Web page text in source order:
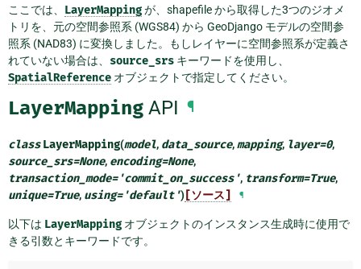
ここでは、 LayerMappingが、shapefile から取得した3つのジオメ
トリを、元の空間参照系 (WGS84) から GeoDjango モデルの空間参
照系 (NAD83) に変換しました。もしレイヤーに空間参照系が定義さ
れていない場合は、 source_srs キーワードを使用し、
SpatialReference オブジェクトで指定してください。
LayerMapping API ¶
class LayerMapping(model, data_source,mapping, layer=0,
source_srs=None, encoding=None,
transaction_mode='commit_on_success', transform=True,
unique=True, using='default') [ソース] ¶
以下は LayerMapping オブジェクトのインスタンス生成時に使用で
きる引数とキーワードです。